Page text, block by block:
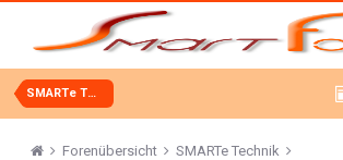
SMARTe Technik
Forenübersicht
SMARTe Technik